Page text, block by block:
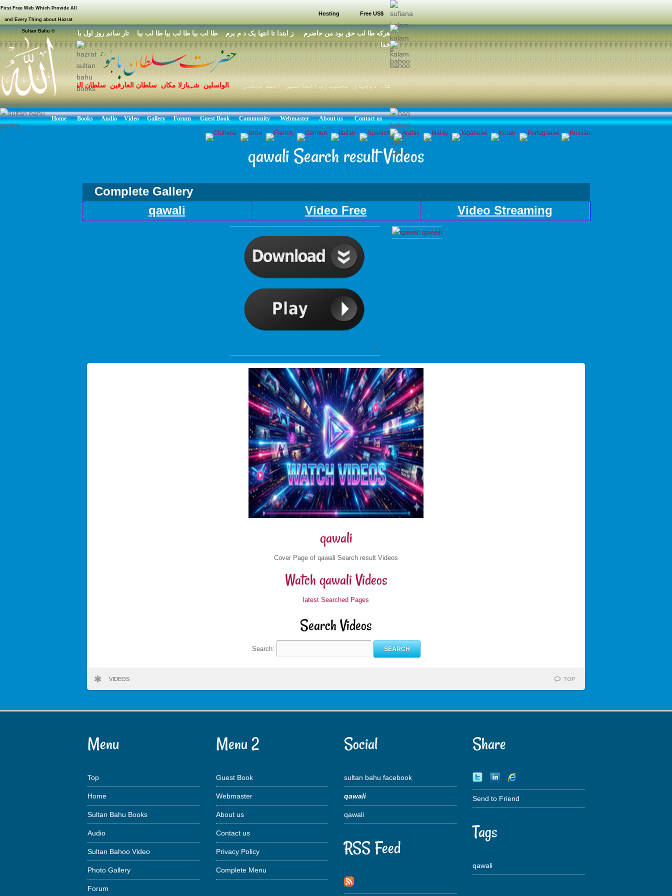
First Free Web Which Provide All
and Every Thing about Hazrat
Sultan Bahu ®
Hosting Free US$
هرکه طا لب حق بود من حاضرم ز ابتدا تا انتها يک د م برم طا لب بيا طا لب بيا طا لب بيا تار سانم روز اول با
خدا
برہانالواسلین شہبازلا مکاں سلطان العارفین سلطان الفقر مرشد حق سخی
شہنشاہ دوجہان محبوب رب العالمین احمد مجتبی نوراللہ محمد مصطفی صلی اللہ علیہ وسلم کے نام سروری قادری سلسلہ
Home Books Audio Video Gallery Forum Guest Book Community Webmaster About us Contact us
qawali Search result Videos
Complete Gallery
qawali
Video Free Video Streaming
qawali
Cover Page of qawali Search result Videos
Watch qawali Videos
latest Searched Pages
Search Videos
Search:
VIDEOS TOP
Menu
Top
Home
Sultan Bahu Books
Audio
Sultan Bahoo Video
Photo Gallery
Forum
Menu 2
Guest Book
Webmaster
About us
Contact us
Privacy Policy
Complete Menu
Social
sultan bahu facebook
qawali
qawali
RSS Feed
Share
Send to Friend
Tags
qawali